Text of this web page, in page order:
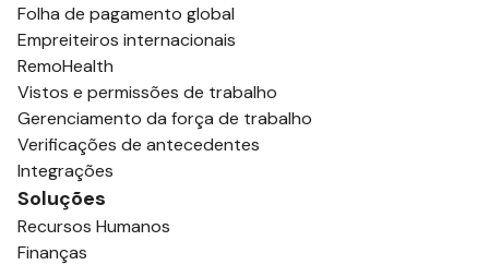
Folha de pagamento global
Empreiteiros internacionais
RemoHealth
Vistos e permissões de trabalho
Gerenciamento da força de trabalho
Verificações de antecedentes
Integrações
Soluções
Recursos Humanos
Finanças